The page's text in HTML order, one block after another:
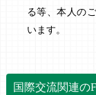
る等、本人の
います。
国際交流関連の